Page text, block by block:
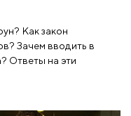
Как закон
Зачем вводить в
Ответы на эти